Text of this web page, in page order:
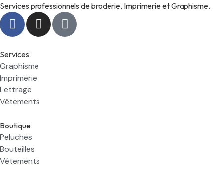
Services professionnels de broderie, Imprimerie et Graphisme.
Services
Graphisme
Imprimerie
Lettrage
Vêtements
Boutique
Peluches
Bouteilles
Vêtements